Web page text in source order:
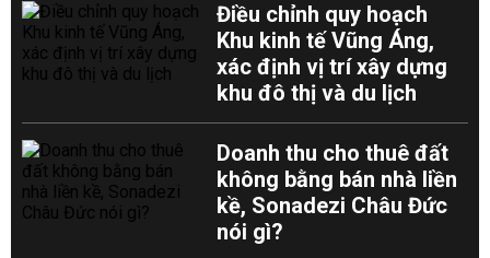
Điều chỉnh quy hoạch
Khu kinh tế Vũng Áng,
xác định vị trí xây dựng
khu đô thị và du lịch
Doanh thu cho thuê đất
không bằng bán nhà liền
kề, Sonadezi Châu Đức
nói gì?